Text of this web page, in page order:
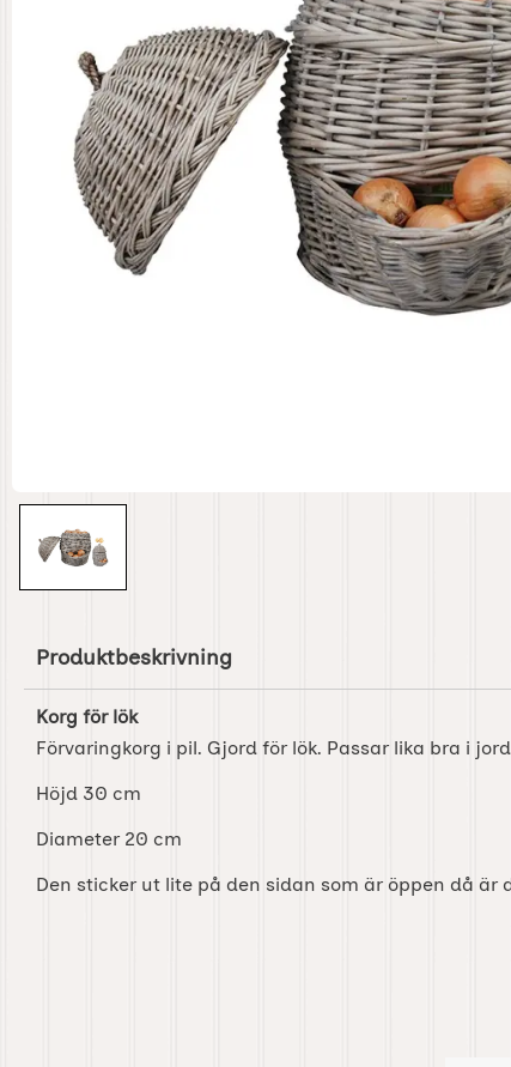
Produktbeskrivning
Korg för lök
Förvaringkorg i pil. Gjord för lök. Passar lika bra i
Höjd 30 cm
Diameter 20 cm
Den sticker ut lite på den sidan som är öppen då är